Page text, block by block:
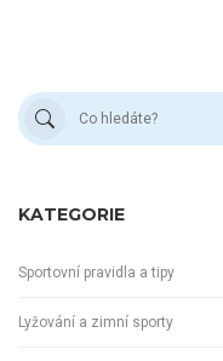
KATEGORIE
Sportovní pravidla a tipy
Lyžování a zimní sporty